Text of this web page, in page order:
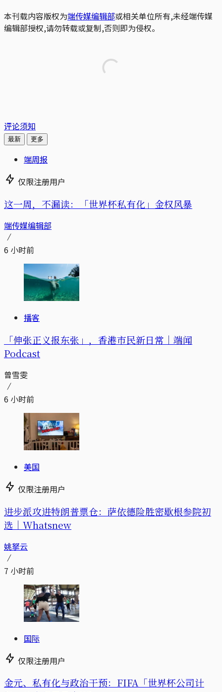
本刊载内容版权为端传媒编辑部或相关单位所有,未经端传媒
编辑部授权,请勿转载或复制,否则即为侵权。
评论须知
最新 更多
端周报
仅限注册用户
这一周，不漏读：「世界杯私有化」金权风暴
端传媒编辑部
6 小时前
播客
「伸张正义报东张」，香港市民新日常｜端闻
Podcast
曾雪雯
6 小时前
美国
仅限注册用户
进步派攻进特朗普票仓：萨依德险胜密歇根参院初
选｜Whatsnew
姚拏云
7 小时前
国际
仅限注册用户
金元、私有化与政治干预：FIFA「世界杯公司计